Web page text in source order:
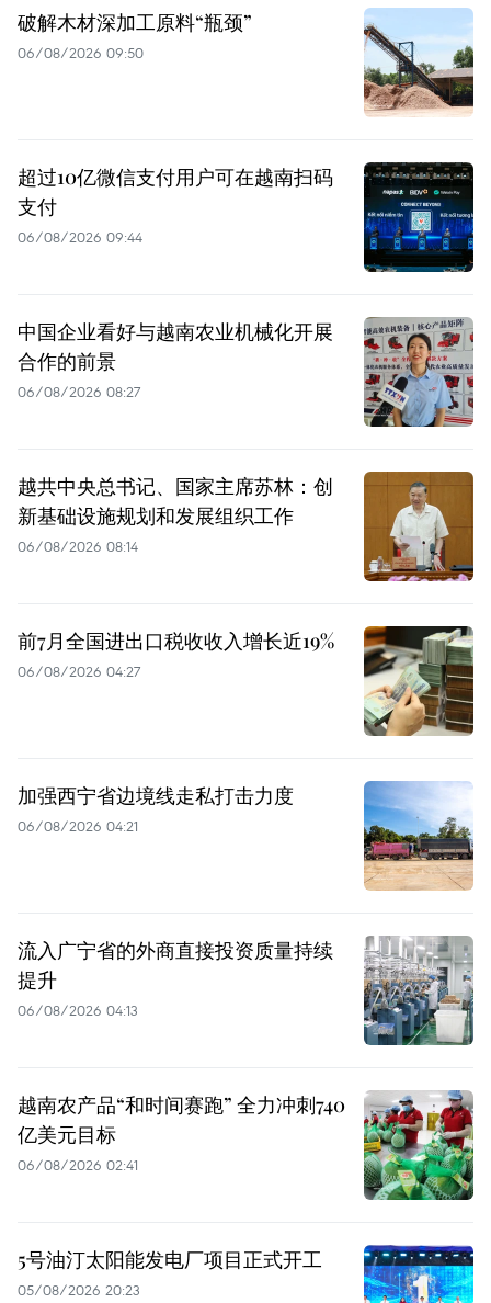
破解木材深加工原料“瓶颈”
06/08/2026 09:50
超过10亿微信支付用户可在越南扫码
支付
06/08/2026 09:44
中国企业看好与越南农业机械化开展
合作的前景
06/08/2026 08:27
越共中央总书记、国家主席苏林：创
新基础设施规划和发展组织工作
06/08/2026 08:14
前7月全国进出口税收收入增长近19%
06/08/2026 04:27
加强西宁省边境线走私打击力度
06/08/2026 04:21
流入广宁省的外商直接投资质量持续
提升
06/08/2026 04:13
越南农产品“和时间赛跑” 全力冲刺740
亿美元目标
06/08/2026 02:41
5号油汀太阳能发电厂项目正式开工
05/08/2026 20:23